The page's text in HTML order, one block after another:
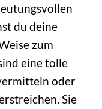
du deine
zum
eine tolle
oder
Sie